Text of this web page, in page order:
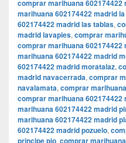
comprar marihuana 602174422
marihuana 602174422 madrid
602174422 madrid las tablas,
madrid lavapies, comprar
comprar marihuana
marihuana 602174422 madrid
602174422 madrid moratalaz,
madrid navacerrada, comprar
navalamata, comprar
comprar marihuana 602174422
marihuana 602174422 madrid
marihuana 602174422 madrid
602174422 madrid pozuelo,
principe pio, comprar